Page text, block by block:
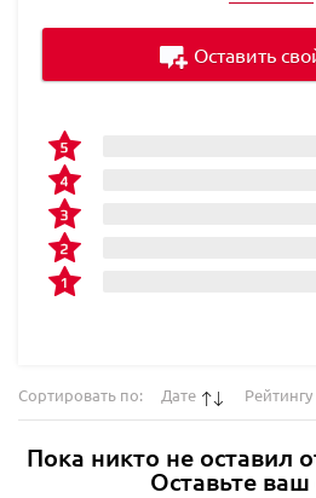
Оставить
Сортировать по: Дате Рейтингу
Пока никто не оставил
Оставьте